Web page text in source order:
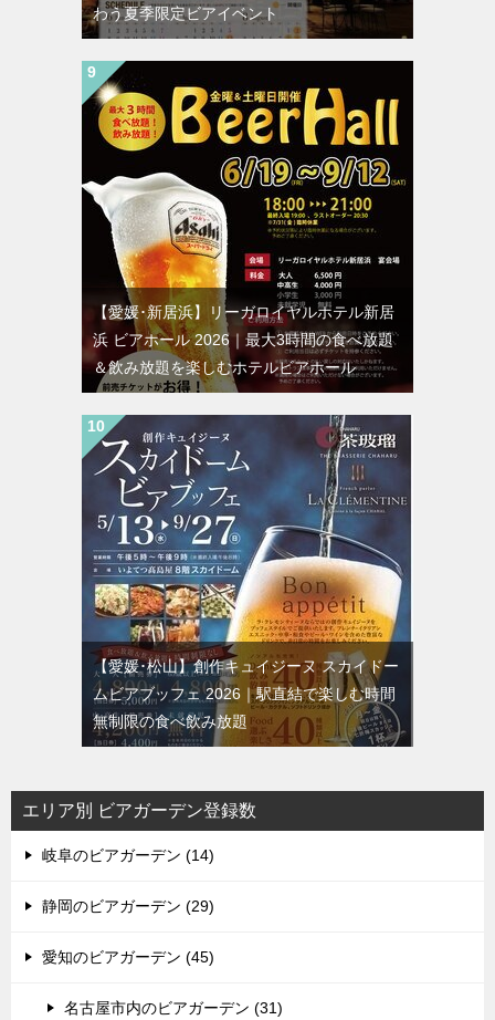
わう夏季限定ビアイベント
【愛媛･新居浜】リーガロイヤルホテル新居
浜 ビアホール 2026｜最大3時間の食べ放題
＆飲み放題を楽しむホテルビアホール
【愛媛･松山】創作キュイジーヌ スカイドー
ムビアブッフェ 2026｜駅直結で楽しむ時間
無制限の食べ飲み放題
エリア別 ビアガーデン登録数
岐阜のビアガーデン (14)
静岡のビアガーデン (29)
愛知のビアガーデン (45)
名古屋市内のビアガーデン (31)